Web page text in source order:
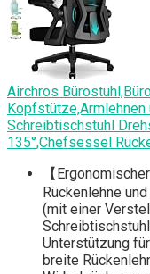
Airchros
Schreibtischstuhl
135°,Chefsessel
【
Rückenlehne
(mit einer
Unterstützung
breite